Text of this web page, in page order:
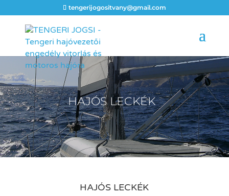
tengerijogositvany@gmail.com
HAJÓS LECKÉK
HAJÓS LECKÉK